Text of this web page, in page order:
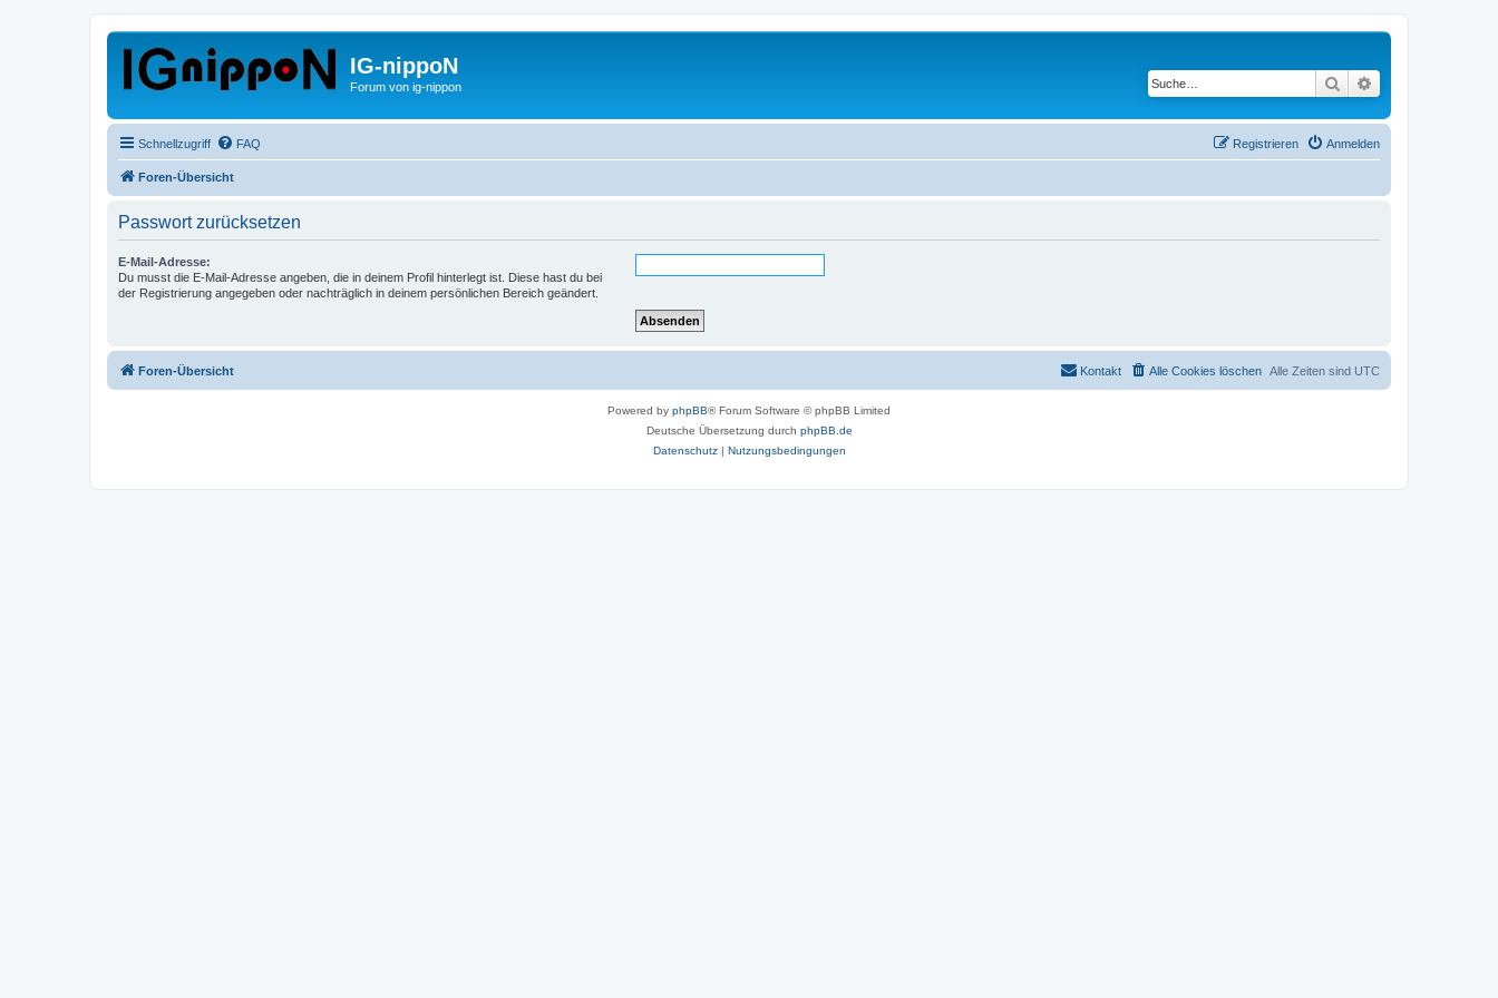
IG-nippoN
Forum von ig-nippon Suche
Schnellzugriff FAQ Anmelden
Registrieren
Foren-Übersicht
Passwort zurücksetzen
E-Mail-Adresse:
Du musst die E-Mail-Adresse angeben, die in deinem Profil hinterlegt ist. Diese hast du bei
der Registrierung angegeben oder nachträglich in deinem persönlichen Bereich geändert.
Foren-Übersicht Alle Zeiten sind UTC
Alle Cookies löschen
Kontakt
Powered by phpBB® Forum Software © phpBB Limited
Deutsche Übersetzung durch phpBB.de
Datenschutz| Nutzungsbedingungen